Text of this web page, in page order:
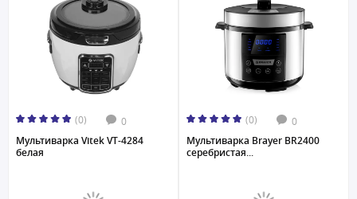
(0) 0
Мультиварка Vitek VT-4284
белая
(0) 0
Мультиваркa Brayer BR2400
серебристая...